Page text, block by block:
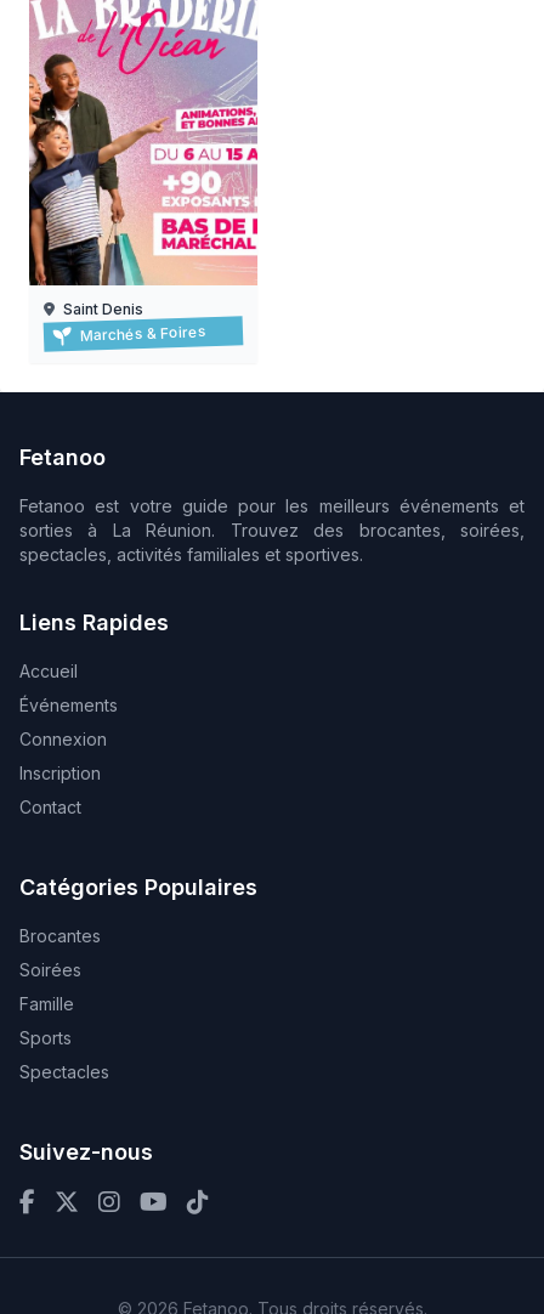
Braderie de l'océan à saint-denis
06/08/2026 au 15/08/2026
Saint Denis
Marchés & Foires
Fetanoo
Fetanoo est votre guide pour les meilleurs événements et
sorties à La Réunion. Trouvez des brocantes, soirées,
spectacles, activités familiales et sportives.
Liens Rapides
Accueil
Événements
Connexion
Inscription
Contact
Catégories Populaires
Brocantes
Soirées
Famille
Sports
Spectacles
Suivez-nous
© 2026 Fetanoo. Tous droits réservés.